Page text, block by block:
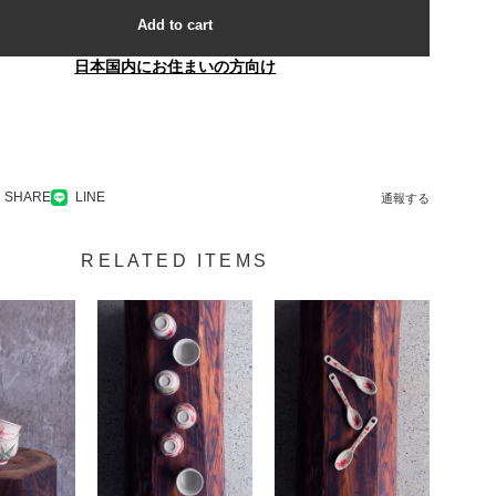
Add to cart
日本国内にお住まいの方向け
SHARE LINE 通報する
RELATED ITEMS